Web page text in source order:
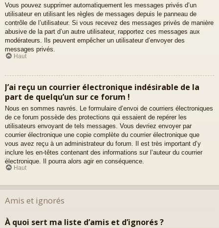
Vous pouvez supprimer automatiquement les messages privés d’un
utilisateur en utilisant les règles de messages depuis le panneau de
contrôle de l’utilisateur. Si vous recevez des messages privés de manière
abusive de la part d’un autre utilisateur, rapportez ces messages aux
modérateurs. Ils peuvent empêcher un utilisateur d’envoyer des
messages privés.
Haut
J’ai reçu un courrier électronique indésirable de la
part de quelqu’un sur ce forum !
Nous en sommes navrés. Le formulaire d’envoi de courriers électroniques
de ce forum possède des protections qui essaient de repérer les
utilisateurs envoyant de tels messages. Vous devriez envoyer par
courrier électronique une copie complète du courrier électronique que
vous avez reçu à un administrateur du forum. Il est très important d’y
inclure les en-têtes contenant des informations sur l’auteur du courrier
électronique. Il pourra alors agir en conséquence.
Haut
Amis et ignorés
À quoi sert ma liste d’amis et d’ignorés ?